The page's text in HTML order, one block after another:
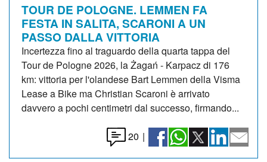
TOUR DE POLOGNE. LEMMEN FA
FESTA IN SALITA, SCARONI A UN
PASSO DALLA VITTORIA
Incertezza fino al traguardo della quarta tappa del
Tour de Pologne 2026, la Żagań - Karpacz di 176
km: vittoria per l'olandese Bart Lemmen della Visma
Lease a Bike ma Christian Scaroni è arrivato
davvero a pochi centimetri dal successo, firmando...
20 |